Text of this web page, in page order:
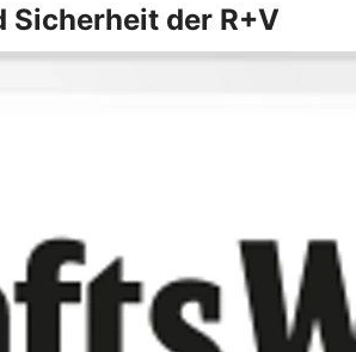
Sicherheit der R+V